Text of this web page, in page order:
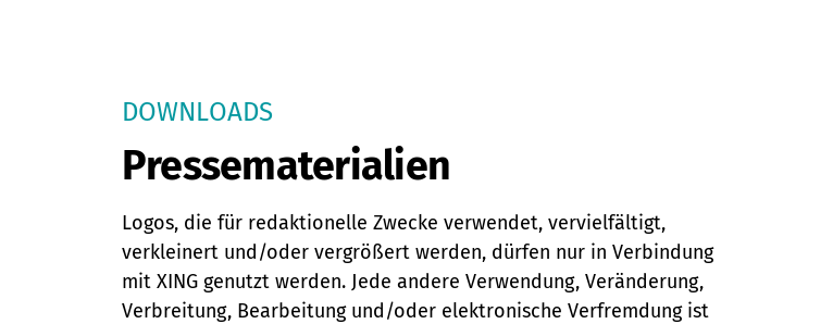
DOWNLOADS
Pressematerialien
Logos, die für redaktionelle Zwecke verwendet, vervielfältigt,
verkleinert und/oder vergrößert werden, dürfen nur in Verbindung
mit XING genutzt werden. Jede andere Verwendung, Veränderung,
Verbreitung, Bearbeitung und/oder elektronische Verfremdung ist